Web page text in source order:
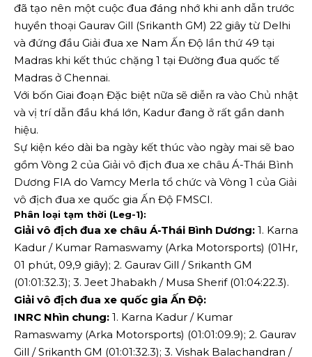
đã tạo nên một cuộc đua đáng nhớ khi anh dẫn trước
huyền thoại Gaurav Gill (Srikanth GM) 22 giây từ Delhi
và đứng đầu Giải đua xe Nam Ấn Độ lần thứ 49 tại
Madras khi kết thúc chặng 1 tại Đường đua quốc tế
Madras ở Chennai.
Với bốn Giai đoạn Đặc biệt nữa sẽ diễn ra vào Chủ nhật
và vị trí dẫn đầu khá lớn, Kadur đang ở rất gần danh
hiệu.
Sự kiện kéo dài ba ngày kết thúc vào ngày mai sẽ bao
gồm Vòng 2 của Giải vô địch đua xe châu Á-Thái Bình
Dương FIA do Vamcy Merla tổ chức và Vòng 1 của Giải
vô địch đua xe quốc gia Ấn Độ FMSCI.
Phân loại tạm thời (Leg-1):
Giải vô địch đua xe châu Á-Thái Bình Dương: 1. Karna
Kadur / Kumar Ramaswamy (Arka Motorsports) (01Hr,
01 phút, 09,9 giây); 2. Gaurav Gill / Srikanth GM
(01:01:32.3); 3. Jeet Jhabakh / Musa Sherif (01:04:22.3).
Giải vô địch đua xe quốc gia Ấn Độ:
INRC Nhìn chung: 1. Karna Kadur / Kumar
Ramaswamy (Arka Motorsports) (01:01:09.9); 2. Gaurav
Gill / Srikanth GM (01:01:32.3); 3. Vishak Balachandran /